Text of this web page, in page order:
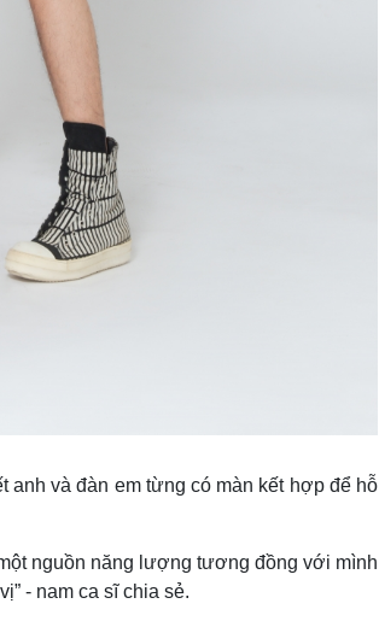
và đàn em từng có màn kết hợp để hỗ
nguồn năng lượng tương đồng với mình
- nam ca sĩ chia sẻ.